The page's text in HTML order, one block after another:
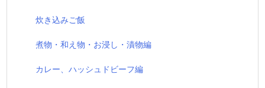
炊き込みご飯
煮物・和え物・お浸し・漬物編
カレー、ハッシュドビーフ編